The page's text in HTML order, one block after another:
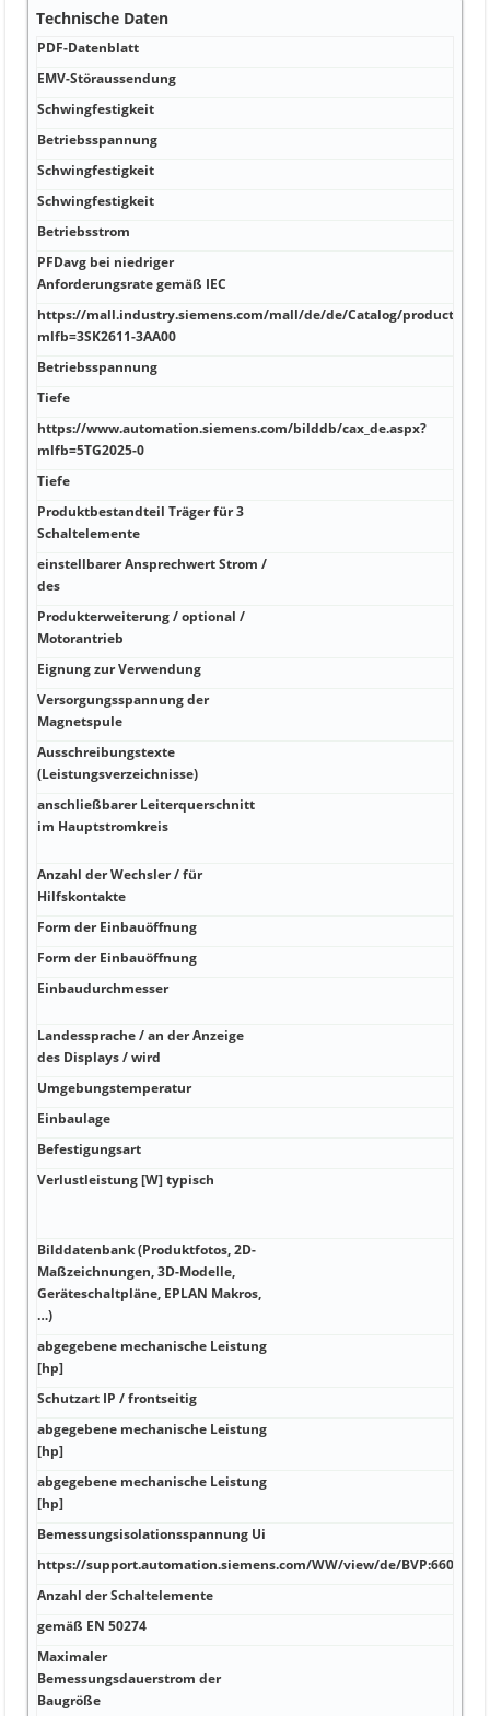
Technische Daten
PDF-Datenblatt
EMV-Störaussendung
Schwingfestigkeit
Betriebsspannung
Schwingfestigkeit
Schwingfestigkeit
Betriebsstrom
PFDavg bei niedriger
Anforderungsrate gemäß IEC
https://mall.industry.siemens.com/mall/de/de/Catalog/product?
mlfb=3SK2611-3AA00
Betriebsspannung
Tiefe
https://www.automation.siemens.com/bilddb/cax_de.aspx?
mlfb=5TG2025-0
Tiefe
Produktbestandteil Träger für 3
Schaltelemente
einstellbarer Ansprechwert Strom /
des
Produkterweiterung / optional /
Motorantrieb
Eignung zur Verwendung
Versorgungsspannung der
Magnetspule
Ausschreibungstexte
(Leistungsverzeichnisse)
anschließbarer Leiterquerschnitt
im Hauptstromkreis
Anzahl der Wechsler / für
Hilfskontakte
Form der Einbauöffnung
Form der Einbauöffnung
Einbaudurchmesser
Landessprache / an der Anzeige
des Displays / wird
Umgebungstemperatur
Einbaulage
Befestigungsart
Verlustleistung [W] typisch
Bilddatenbank (Produktfotos, 2D-
Maßzeichnungen, 3D-Modelle,
Geräteschaltpläne, EPLAN Makros,
…)
abgegebene mechanische Leistung
[hp]
Schutzart IP / frontseitig
abgegebene mechanische Leistung
[hp]
abgegebene mechanische Leistung
[hp]
Bemessungsisolationsspannung Ui
https://support.automation.siemens.com/WW/view/de/BVP:660800/
Anzahl der Schaltelemente
gemäß EN 50274
Maximaler
Bemessungsdauerstrom der
Baugröße